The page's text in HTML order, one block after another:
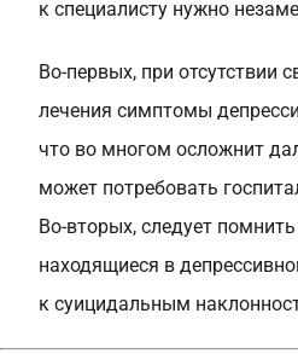
к специалисту нужно
Во-первых, при отсутствии
лечения симптомы
что во многом осложнит
может потребовать
Во-вторых, следует
находящиеся в
к суицидальным